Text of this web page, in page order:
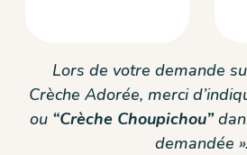
Lors de votre demande
Crèche Adorée, merci
ou “Crèche Choupichou”
demandée ».